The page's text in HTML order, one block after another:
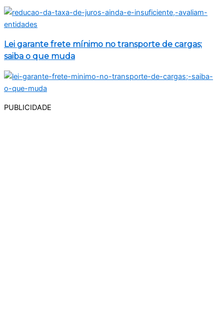
Lei garante frete mínimo no transporte de cargas;
saiba o que muda
PUBLICIDADE